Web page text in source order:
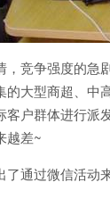
竞争强度的急
大型商超、
户群体进行
越差~
通过微信活动